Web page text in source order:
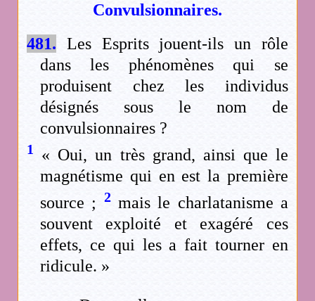
Convulsionnaires.
481. Les Esprits jouent-ils un rôle
dans les phénomènes qui se
produisent chez les individus
désignés sous le nom de
convulsionnaires ?
1
« Oui, un très grand, ainsi que le
magnétisme qui en est la première
source ; 2mais le charlatanisme a
souvent exploité et exagéré ces
effets, ce qui les a fait tourner en
ridicule. »